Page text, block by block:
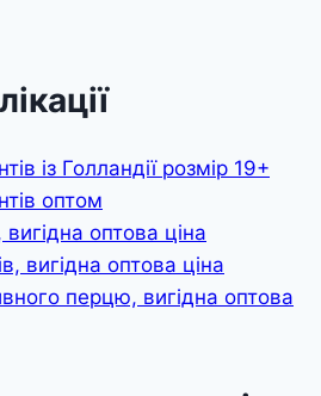
із Голландії розмір 19+
оптом
оптова ціна
вигідна оптова ціна
перцю, вигідна оптова